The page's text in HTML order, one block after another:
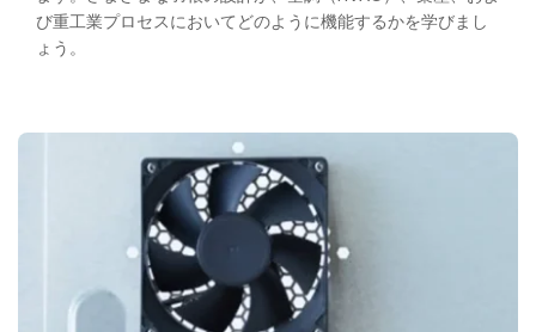
び重工業プロセスにおいてどのように機能するかを学びまし
ょう。